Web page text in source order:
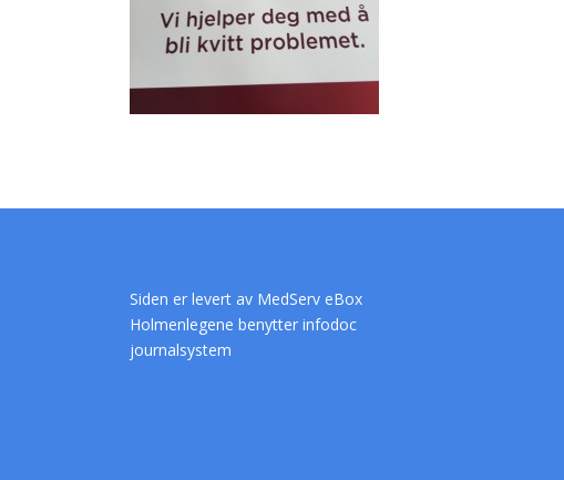
Siden er levert av MedServ eBox
Holmenlegene benytter infodoc
journalsystem